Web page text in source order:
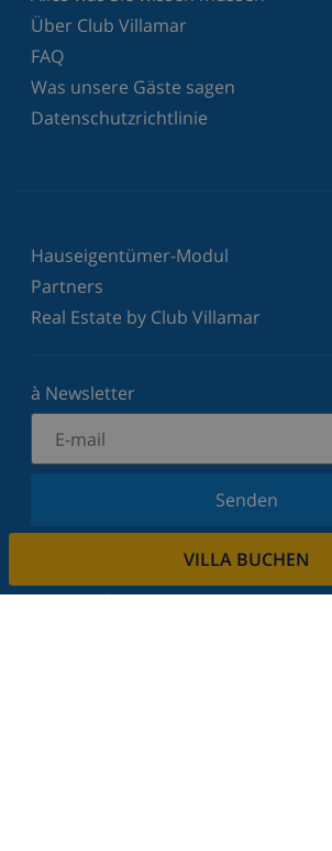
VILLA BUCHEN
Über Club Villamar
FAQ
Was unsere Gäste sagen
Datenschutzrichtlinie
Hauseigentümer-Modul
Partners
Real Estate by Club Villamar
à Newsletter
Senden
Melden Sie sich für unseren
dem Laufenden. Wir respektieren